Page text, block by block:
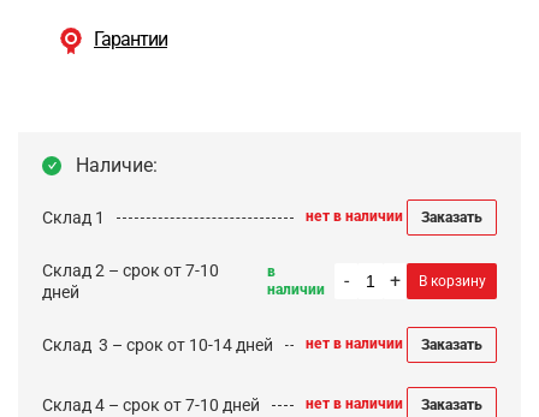
Гарантии
Наличие:
Склад 1 нет в наличии Заказать
Склад 2 – срок от 7-10
дней
в
наличии
- + В корзину
Cклад 3 – срок от 10-14 дней нет в наличии Заказать
Склад 4 – срок от 7-10 дней нет в наличии Заказать